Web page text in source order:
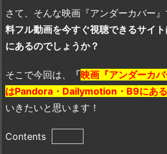
さて、そんな映画『アンダーカバー』
料フル動画を今すぐ視聴できるサイ
にあるのでしょうか？
そこで今回は、 「映画『アンダーカ
はPandora・Dailymotion・B9にあ
いきたいと思います！
Contents